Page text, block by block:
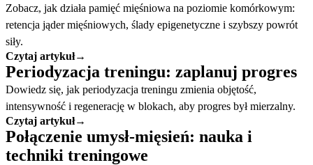
Zobacz, jak działa pamięć mięśniowa na poziomie komórkowym:
retencja jąder mięśniowych, ślady epigenetyczne i szybszy powrót
siły.
Czytaj artykuł→
Periodyzacja treningu: zaplanuj progres
Dowiedz się, jak periodyzacja treningu zmienia objętość,
intensywność i regenerację w blokach, aby progres był mierzalny.
Czytaj artykuł→
Połączenie umysł-mięsień: nauka i
techniki treningowe